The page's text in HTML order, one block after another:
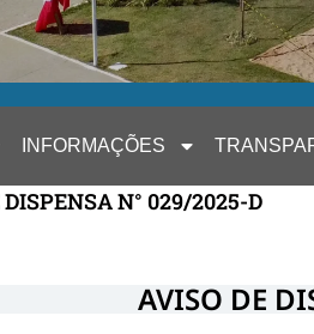
INFORMAÇÕES
DISPENSA N° 029/2025-D
AVISO DE